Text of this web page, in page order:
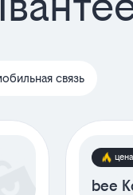
связь
bee